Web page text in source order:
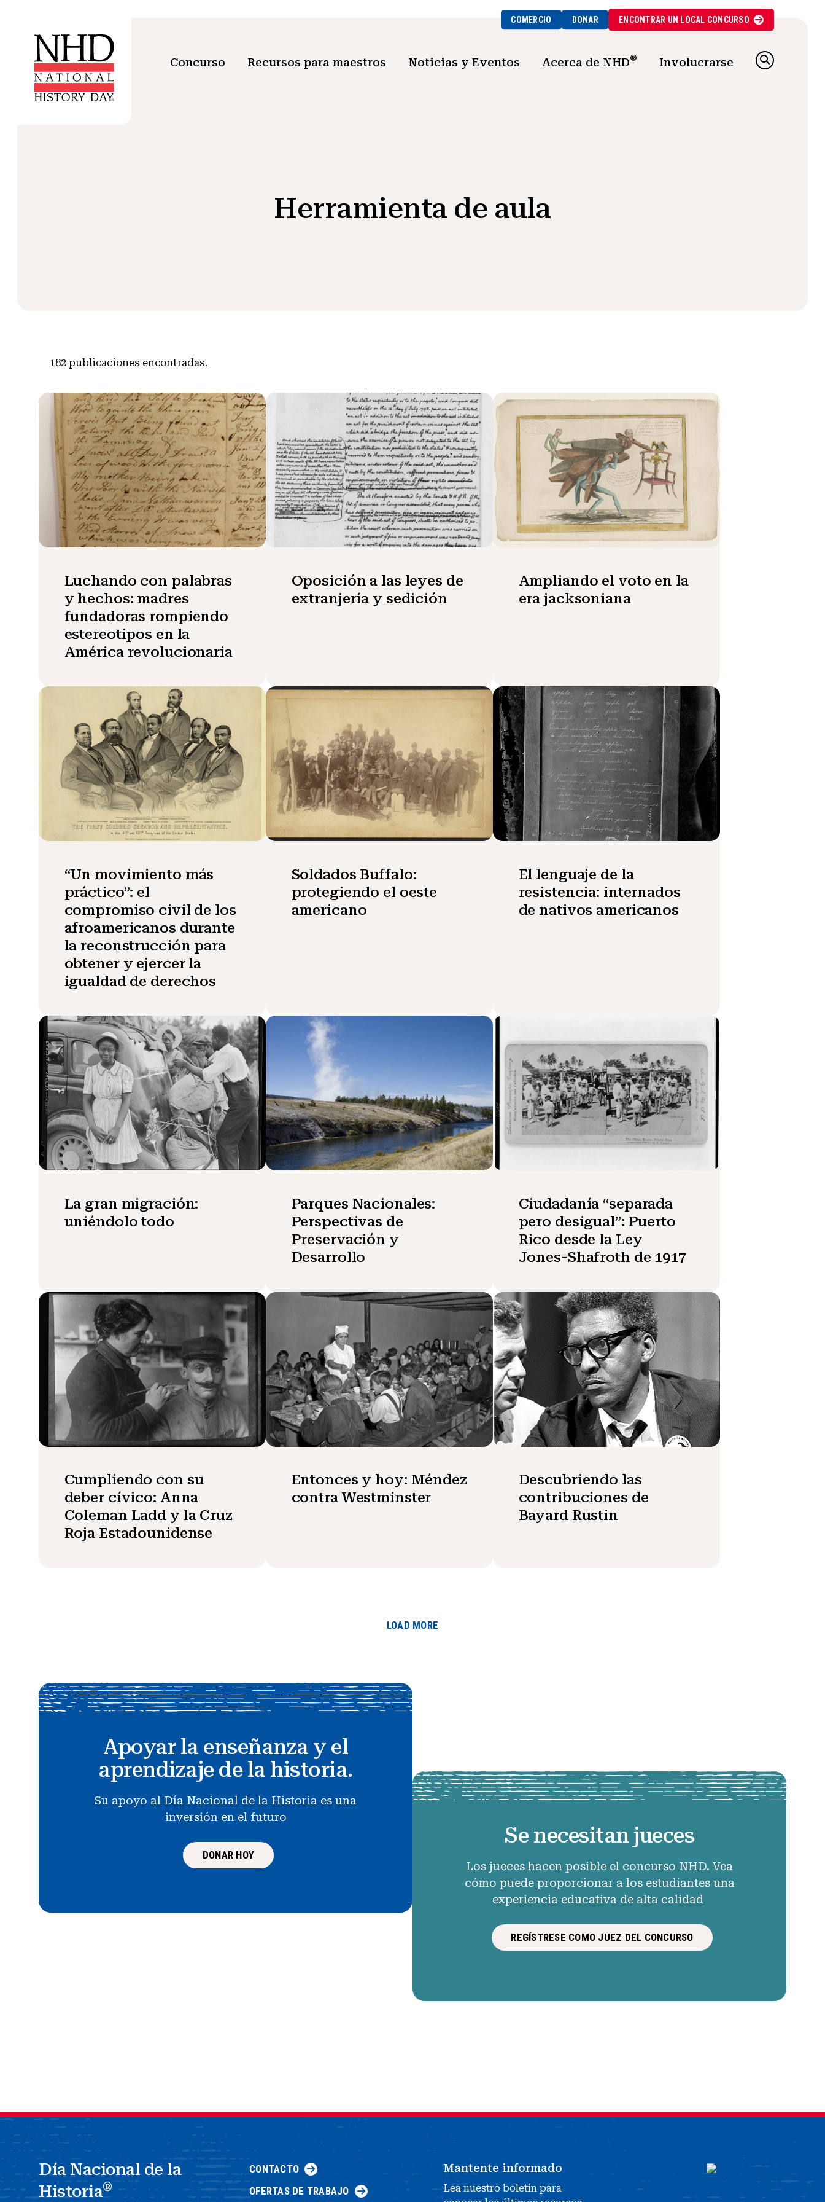
COMERCIO DONAR ENCONTRAR UN LOCAL CONCURSO
Concurso Recursos para maestros Noticias y Eventos Acerca de NHD® Involucrarse
Herramienta de aula
182 publicaciones encontradas.
Luchando con palabras
y hechos: madres
fundadoras rompiendo
estereotipos en la
América revolucionaria
Oposición a las leyes de
extranjería y sedición
Ampliando el voto en la
era jacksoniana
“Un movimiento más
práctico”: el
compromiso civil de los
afroamericanos durante
la reconstrucción para
obtener y ejercer la
igualdad de derechos
Soldados Buffalo:
protegiendo el oeste
americano
El lenguaje de la
resistencia: internados
de nativos americanos
La gran migración:
uniéndolo todo
Parques Nacionales:
Perspectivas de
Preservación y
Desarrollo
Ciudadanía “separada
pero desigual”: Puerto
Rico desde la Ley
Jones-Shafroth de 1917
Cumpliendo con su
deber cívico: Anna
Coleman Ladd y la Cruz
Roja Estadounidense
Entonces y hoy: Méndez
contra Westminster
Descubriendo las
contribuciones de
Bayard Rustin
LOAD MORE
Apoyar la enseñanza y el
aprendizaje de la historia.
Su apoyo al Día Nacional de la Historia es una
inversión en el futuro
DONAR HOY
Se necesitan jueces
Los jueces hacen posible el concurso NHD. Vea
cómo puede proporcionar a los estudiantes una
experiencia educativa de alta calidad
REGÍSTRESE COMO JUEZ DEL CONCURSO
Día Nacional de la
Historia®
CONTACTO
OFERTAS DE TRABAJO
Mantente informado
Lea nuestro boletín para